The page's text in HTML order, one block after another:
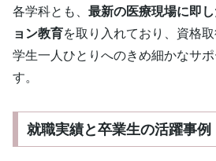
各学科とも、 最新の医療現場に即
ョン教育を取り入れており、資格
学生一人ひとりへのきめ細かなサ
す。
就職実績と卒業生の活躍事例